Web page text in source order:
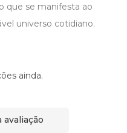
que se manifesta ao
universo cotidiano.
ainda.
avaliação